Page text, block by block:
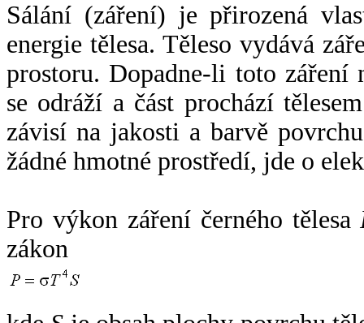
Sálání (záření) je přirozená
energie tělesa. Těleso vydává
prostoru. Dopadne-li toto záření
se odráží a část prochází
závisí na jakosti a barvě
žádné hmotné prostředí, jde o
Pro výkon záření černého tělesa
zákon